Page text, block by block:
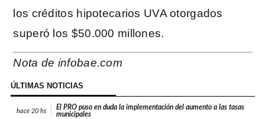
los créditos hipotecarios UVA otorgados
superó los $50.000 millones.
Nota de infobae.com
ÚLTIMAS NOTICIAS
hace 20 hs
El PRO puso en duda la implementación del aumento a las tasas
municipales